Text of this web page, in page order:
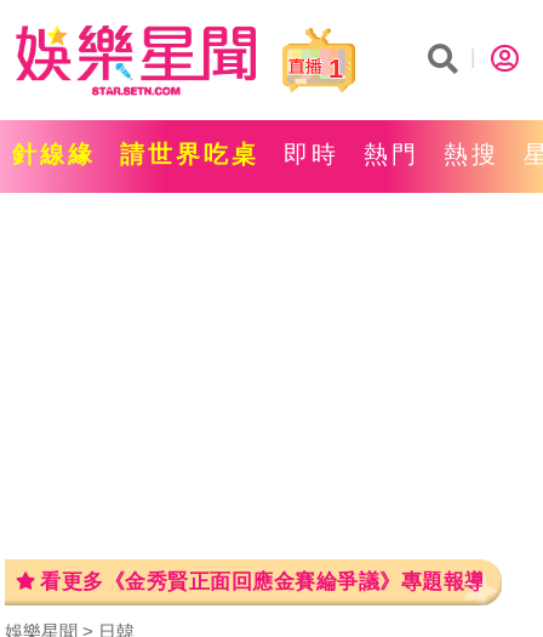
1
針線緣 請世界吃桌 即時 熱門 熱搜
看更多《金秀賢正面回應金賽綸爭議》專題報導
娛樂星聞 日韓